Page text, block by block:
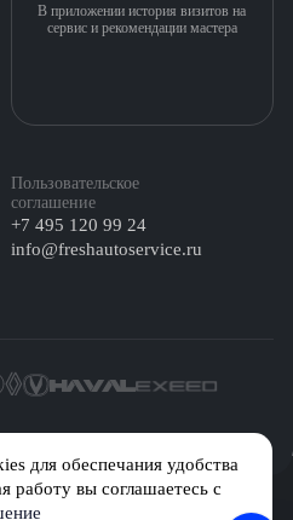
для обеспечания удобства
работу вы соглашаетесь с
Пользовательское
соглашение
+7 495 120 99 24
info@freshautoservice.ru
В приложении история визитов на
сервис и рекомендации мастера
маркетплейс» зарегистрировано